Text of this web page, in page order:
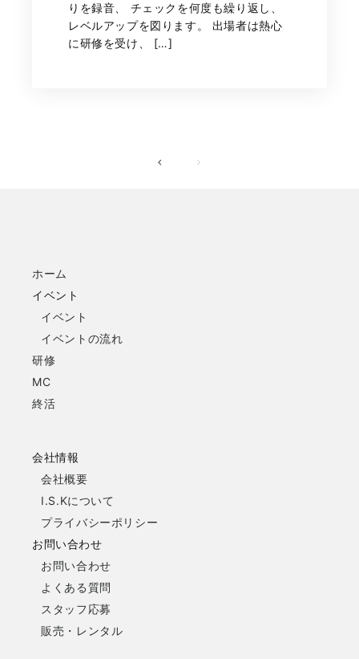
りを録音、 チェックを何度も繰り返し、
レベルアップを図ります。 出場者は熱心
に研修を受け、 […]
ホーム
イベント
イベント
イベントの流れ
研修
MC
終活
会社情報
会社概要
I.S.Kについて
プライバシーポリシー
お問い合わせ
お問い合わせ
よくある質問
スタッフ応募
販売・レンタル